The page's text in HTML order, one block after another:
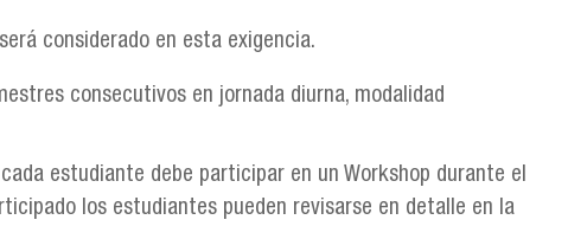
considerado en esta exigencia.
consecutivos en jornada diurna, modalidad
estudiante debe participar en un Workshop durante el
los estudiantes pueden revisarse en detalle en la